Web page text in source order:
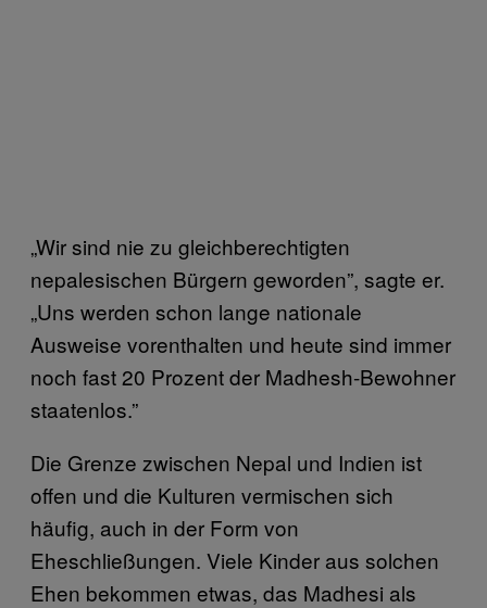
„Wir sind nie zu gleichberechtigten
nepalesischen Bürgern geworden”, sagte er.
„Uns werden schon lange nationale
Ausweise vorenthalten und heute sind immer
noch fast 20 Prozent der Madhesh-Bewohner
staatenlos.”
Die Grenze zwischen Nepal und Indien ist
offen und die Kulturen vermischen sich
häufig, auch in der Form von
Eheschließungen. Viele Kinder aus solchen
Ehen bekommen etwas, das Madhesi als